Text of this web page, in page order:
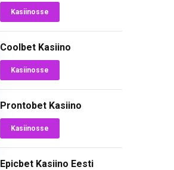
Kasiinosse
Coolbet Kasiino
Kasiinosse
Prontobet Kasiino
Kasiinosse
Epicbet Kasiino Eesti